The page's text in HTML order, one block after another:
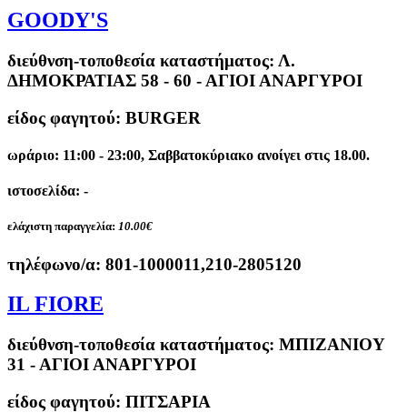
GOODY'S
διεύθνση-τοποθεσία καταστήματος: Λ.
ΔΗΜΟΚΡΑΤΙΑΣ 58 - 60 - ΑΓΙΟΙ ΑΝΑΡΓΥΡΟΙ
είδος φαγητού: BURGER
ωράριο: 11:00 - 23:00, Σαββατοκύριακο ανοίγει στις 18.00.
ιστοσελίδα: -
ελάχιστη παραγγελία: 10.00€
τηλέφωνο/α: 801-1000011,210-2805120
IL FIORE
διεύθνση-τοποθεσία καταστήματος: ΜΠΙΖΑΝΙΟΥ
31 - ΑΓΙΟΙ ΑΝΑΡΓΥΡΟΙ
είδος φαγητού: ΠΙΤΣΑΡΙΑ